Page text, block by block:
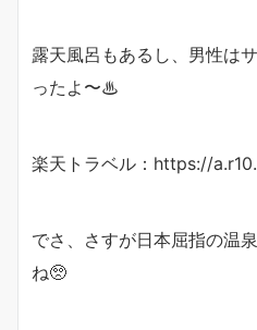
露天風呂もあるし、男性は
ったよ〜♨︎
楽天トラベル：https://
でさ、さすが日本屈指の温
ね🥺